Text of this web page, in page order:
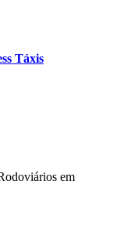
Táxis
em